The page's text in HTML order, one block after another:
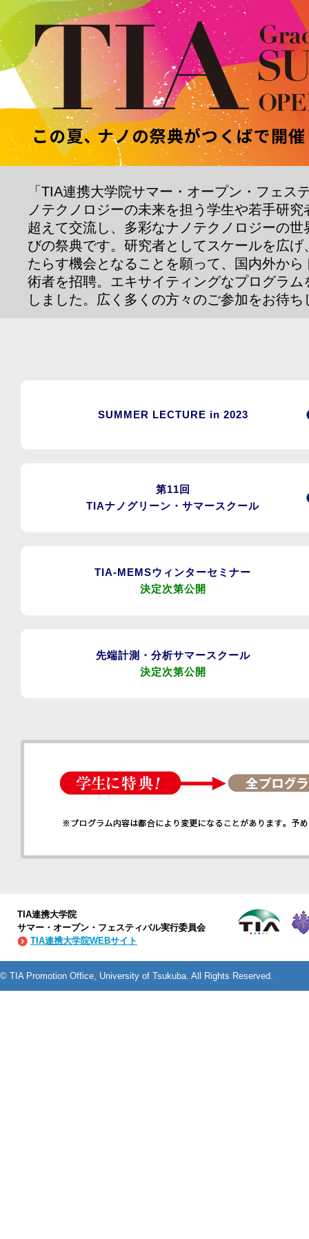
「TIA連携大学院サマー・オープン・フェス
ノテクノロジーの未来を担う学生や若手研
超えて交流し、多彩なナノテクノロジーの世
びの祭典です。研究者としてスケールを広げ
たらす機会となることを願って、国内外から
術者を招聘。エキサイティングなプログラム
しました。広く多くの方々のご参加をお待ち
SUMMER LECTURE in 2023
第11回
TIAナノグリーン・サマースクール
TIA-MEMSウィンターセミナー
決定次第公開
先端計測・分析サマースクール
決定次第公開
TIA連携大学院
サマー・オープン・フェスティバル実行委員会
TIA連携大学院WEBサイト
© TIA Promotion Office, University of Tsukuba. All Rights Reserved.